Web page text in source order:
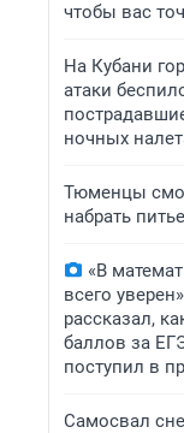
чтобы вас
На Кубани
атаки
ночных
Тюменцы
набрать
«В
всего
рассказал,
баллов за
поступил в
Самосвал